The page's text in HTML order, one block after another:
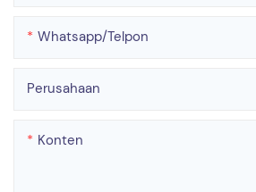
Whatsapp/telpon
Perusahaan
Konten